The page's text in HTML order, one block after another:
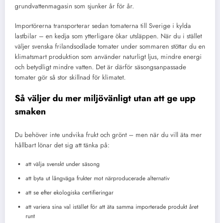
grundvattenmagasin som sjunker år för år.
Importörerna transporterar sedan tomaterna till Sverige i kylda
lastbilar – en kedja som ytterligare ökar utsläppen. När du i stället
väljer svenska frilandsodlade tomater under sommaren stöttar du en
klimatsmart produktion som använder naturligt ljus, mindre energi
och betydligt mindre vatten. Det är därför säsongsanpassade
tomater gör så stor skillnad för klimatet.
Så väljer du mer miljövänligt utan att ge upp
smaken
Du behöver inte undvika frukt och grönt – men när du vill äta mer
hållbart lönar det sig att tänka på:
att välja svenskt under säsong
att byta ut långväga frukter mot närproducerade alternativ
att se efter ekologiska certifieringar
att variera sina val istället för att äta samma importerade produkt året
runt